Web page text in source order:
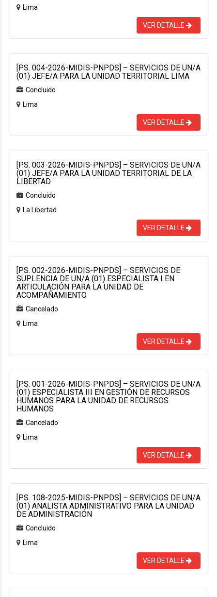
Lima
VER DETALLE
[P.S. 004-2026-MIDIS-PNPDS] – SERVICIOS DE UN/A
(01) JEFE/A PARA LA UNIDAD TERRITORIAL LIMA
Concluido
Lima
VER DETALLE
[P.S. 003-2026-MIDIS-PNPDS] – SERVICIOS DE UN/A
(01) JEFE/A PARA LA UNIDAD TERRITORIAL DE LA
LIBERTAD
Concluido
La Libertad
VER DETALLE
[P.S. 002-2026-MIDIS-PNPDS] – SERVICIOS DE
SUPLENCIA DE UN/A (01) ESPECIALISTA I EN
ARTICULACIÓN PARA LA UNIDAD DE
ACOMPAÑAMIENTO
Cancelado
Lima
VER DETALLE
[P.S. 001-2026-MIDIS-PNPDS] – SERVICIOS DE UN/A
(01) ESPECIALISTA III EN GESTIÓN DE RECURSOS
HUMANOS PARA LA UNIDAD DE RECURSOS
HUMANOS
Cancelado
Lima
VER DETALLE
[P.S. 108-2025-MIDIS-PNPDS] – SERVICIOS DE UN/A
(01) ANALISTA ADMINISTRATIVO PARA LA UNIDAD
DE ADMINISTRACIÓN
Concluido
Lima
VER DETALLE